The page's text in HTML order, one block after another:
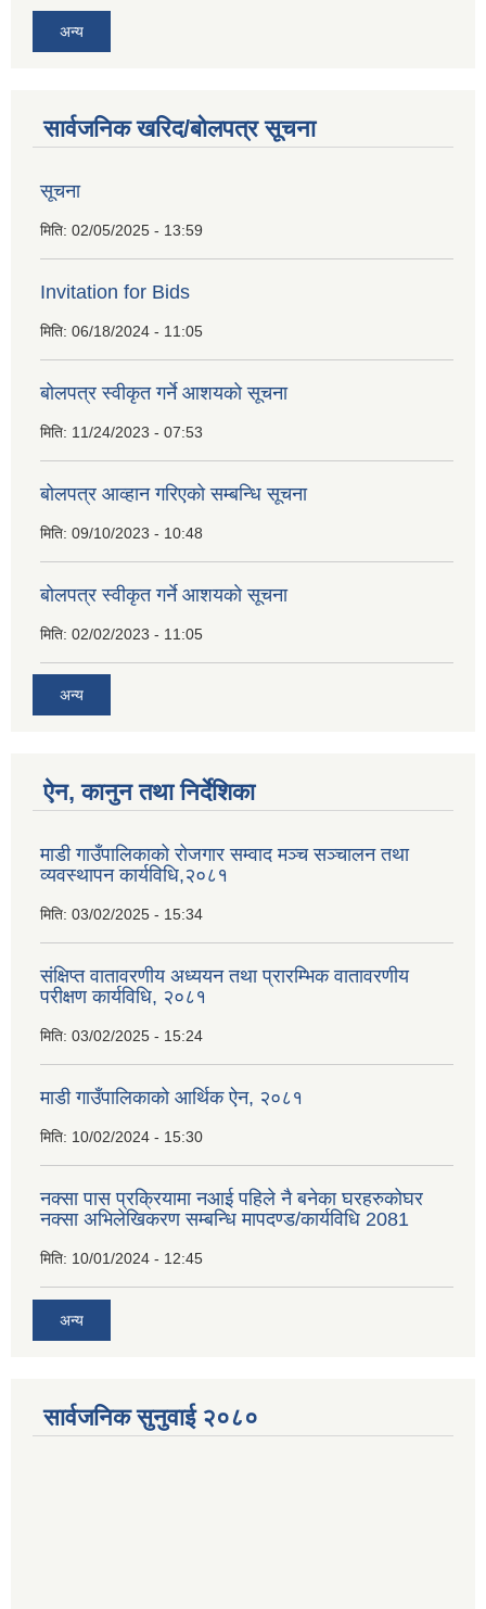
अन्य
सार्वजनिक खरिद/बोलपत्र सूचना
सूचना
मिति: 02/05/2025 - 13:59
Invitation for Bids
मिति: 06/18/2024 - 11:05
बोलपत्र स्वीकृत गर्ने आशयको सूचना
मिति: 11/24/2023 - 07:53
बोलपत्र आव्हान गरिएको सम्बन्धि सूचना
मिति: 09/10/2023 - 10:48
बाेलपत्र स्वीकृत गर्ने आशयकाे सूचना
मिति: 02/02/2023 - 11:05
अन्य
ऐन, कानुन तथा निर्देशिका
माडी गाउँपालिकाको रोजगार सम्वाद मञ्च सञ्चालन तथा
व्यवस्थापन कार्यविधि,२०८१
मिति: 03/02/2025 - 15:34
संक्षिप्त वातावरणीय अध्ययन तथा प्रारम्भिक वातावरणीय
परीक्षण कार्यविधि, २०८१
मिति: 03/02/2025 - 15:24
माडी गाउँपालिकाको आर्थिक ऐन, २०८१
मिति: 10/02/2024 - 15:30
नक्सा पास प्रक्रियामा नआई पहिले नै बनेका घरहरुकोघर
नक्सा अभिलेखिकरण सम्बन्धि मापदण्ड/कार्यविधि 2081
मिति: 10/01/2024 - 12:45
अन्य
सार्वजनिक सुनुवाई २०८०